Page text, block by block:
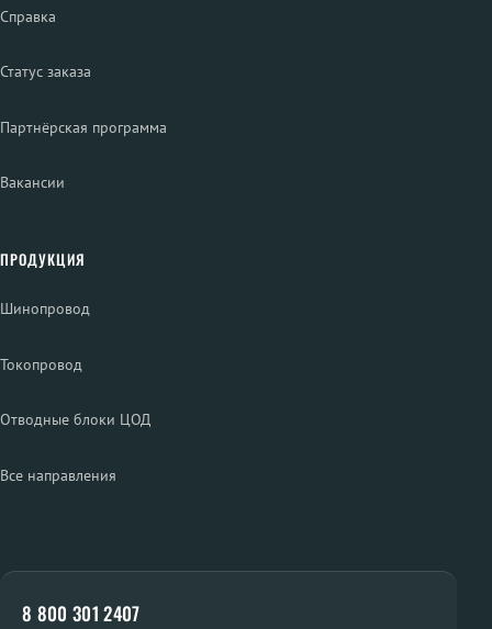
Справка
Статус заказа
Партнёрская программа
Вакансии
ПРОДУКЦИЯ
Шинопровод
Токопровод
Отводные блоки ЦОД
Все направления
8 800 301 2407